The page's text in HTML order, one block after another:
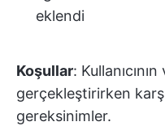
eklendi
Koşullar:
gerçekleştirirken
gereksinimler.